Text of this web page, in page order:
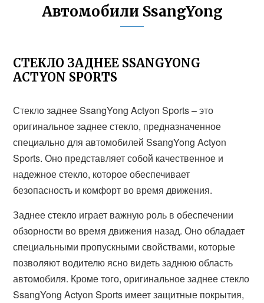
Автомобили SsangYong
СТЕКЛО ЗАДНЕЕ SSANGYONG
ACTYON SPORTS
Стекло заднее SsangYong Actyon Sports – это
оригинальное заднее стекло, предназначенное
специально для автомобилей SsangYong Actyon
Sports. Оно представляет собой качественное и
надежное стекло, которое обеспечивает
безопасность и комфорт во время движения.
Заднее стекло играет важную роль в обеспечении
обзорности во время движения назад. Оно обладает
специальными пропускными свойствами, которые
позволяют водителю ясно видеть заднюю область
автомобиля. Кроме того, оригинальное заднее стекло
SsangYong Actyon Sports имеет защитные покрытия,